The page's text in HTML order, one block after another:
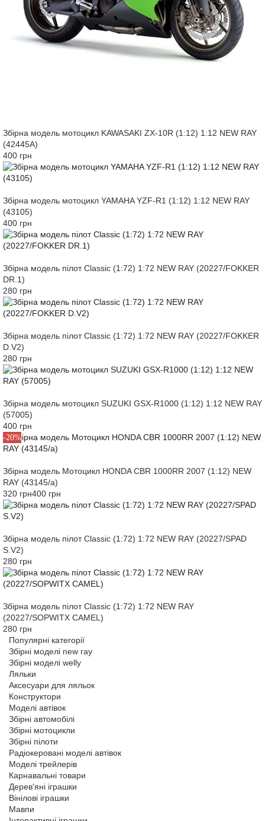
Збірна модель мотоцикл KAWASAKI ZX-10R (1:12) 1:12 NEW RAY
(42445A)
400 грн
Збірна модель мотоцикл YAMAHA YZF-R1 (1:12) 1:12 NEW RAY
(43105)
400 грн
Збірна модель пілот Classic (1:72) 1:72 NEW RAY (20227/FOKKER
DR.1)
280 грн
Збірна модель пілот Classic (1:72) 1:72 NEW RAY (20227/FOKKER
D.V2)
280 грн
Збірна модель мотоцикл SUZUKI GSX-R1000 (1:12) 1:12 NEW RAY
(57005)
400 грн
-20%
Збірна модель Мотоцикл HONDA CBR 1000RR 2007 (1:12) NEW
RAY (43145/a)
320 грн400 грн
Збірна модель пілот Classic (1:72) 1:72 NEW RAY (20227/SPAD
S.V2)
280 грн
Збірна модель пілот Classic (1:72) 1:72 NEW RAY
(20227/SOPWITX CAMEL)
280 грн
Популярні категорії
Збірні моделі new ray
Збірні моделі welly
Ляльки
Аксесуари для ляльок
Конструктори
Моделі автівок
Збірні автомобілі
Збірні мотоцикли
Збірні пілоти
Радіокеровані моделі автівок
Моделі трейлерів
Карнавальні товари
Дерев'яні іграшки
Вінілові іграшки
Мавпи